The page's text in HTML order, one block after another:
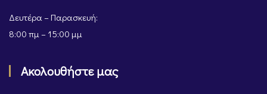
Δευτέρα – Παρασκευή:
8:00 πμ – 15:00 μμ
Ακολουθήστε μας